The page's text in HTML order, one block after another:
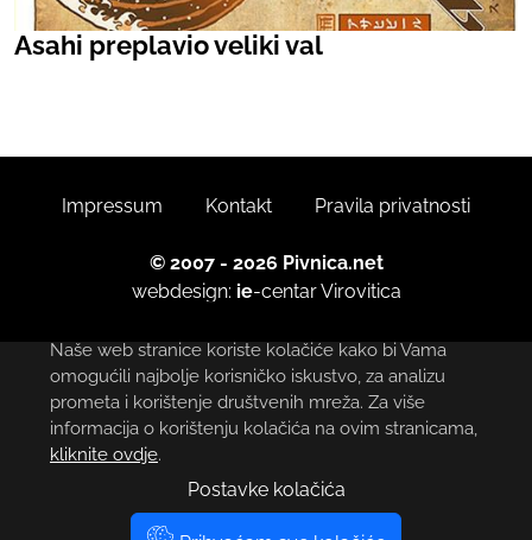
Asahi preplavio veliki val
Impressum Kontakt Pravila privatnosti
© 2007 - 2026 Pivnica.net
webdesign: ie-centarVirovitica
Naše web stranice koriste kolačiće kako bi Vama
omogućili najbolje korisničko iskustvo, za analizu
prometa i korištenje društvenih mreža. Za više
informacija o korištenju kolačića na ovim stranicama,
kliknite ovdje.
Postavke kolačića